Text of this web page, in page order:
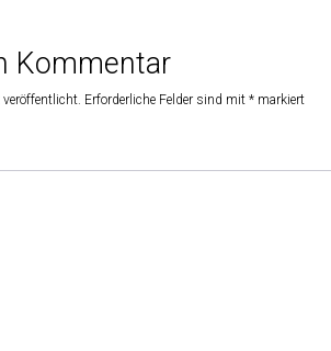
Kommentar
veröffentlicht. Erforderliche Felder sind mit * markiert